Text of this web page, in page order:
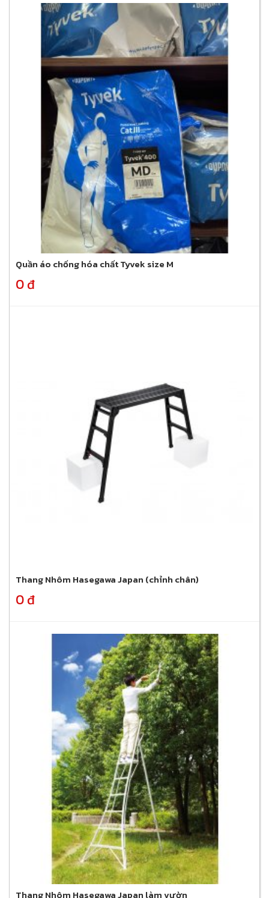
Quần áo chống hóa chất Tyvek size M
0 đ
Thang Nhôm Hasegawa Japan (chỉnh chân)
0 đ
Thang Nhôm Hasegawa Japan làm vườn